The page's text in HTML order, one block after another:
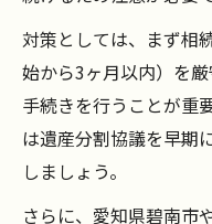
対策としては、まず相
始から3ヶ月以内）を
手続きを行うことが重
は遺産分割協議を早期
しましょう。
さらに、愛知県碧南市